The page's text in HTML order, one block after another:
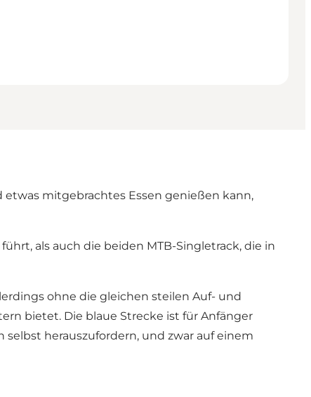
mitgebrachtes Essen genießen kann,
als auch die beiden MTB-Singletrack, die in
ohne die gleichen steilen Auf- und
bietet. Die blaue Strecke ist für Anfänger
herauszufordern, und zwar auf einem